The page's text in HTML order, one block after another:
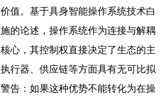
值。基于具身智能操作系统技术白
的论述，操作系统作为连接与解耦
心，其控制权直接决定了生态的主
行器、供应链等方面具有无可比拟
告：如果这种优势不能转化为在操